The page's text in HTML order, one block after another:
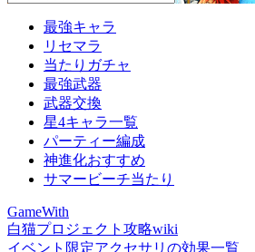
最強キャラ
リセマラ
当たりガチャ
最強武器
武器交換
星4キャラ一覧
パーティー編成
神進化おすすめ
サマービーチ当たり
GameWith
白猫プロジェクト攻略wiki
イベント限定アクセサリの効果一覧